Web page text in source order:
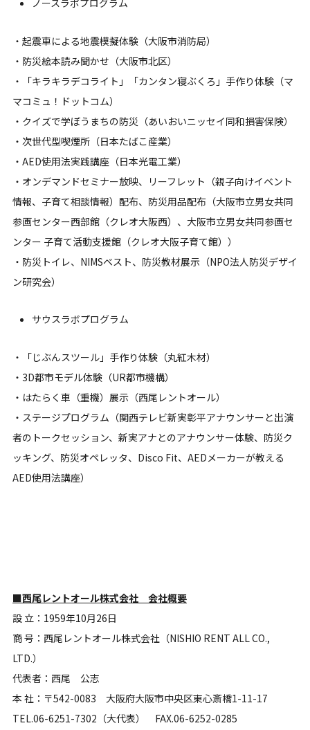
・起震車による地震模擬体験（大阪市消防局）
・防災絵本読み聞かせ（大阪市北区）
・「キラキラデコライト」「カンタン寝ぶくろ」手作り体験（マ
マコミュ！ドットコム）
・クイズで学ぼうまちの防災（あいおいニッセイ同和損害保険）
・次世代型喫煙所（日本たばこ産業）
・AED使用法実践講座（日本光電工業）
・オンデマンドセミナー放映、リーフレット（親子向けイベント
情報、子育て相談情報）配布、防災用品配布（大阪市立男女共同
参画センター西部館（クレオ大阪西）、大阪市立男女共同参画セ
ンター 子育て活動支援館（クレオ大阪子育て館））
・防災トイレ、NIMSベスト、防災教材展示（NPO法人防災デザイ
ン研究会）
サウスラボプログラム
・「じぶんスツール」手作り体験（丸紅木材）
・3D都市モデル体験（UR都市機構）
・はたらく車（重機）展示（西尾レントオール）
・ステージプログラム（関西テレビ新実彰平アナウンサーと出演
者のトークセッション、新実アナとのアナウンサー体験、防災ク
ッキング、防災オペレッタ、Disco Fit、AEDメーカーが教える
AED使用法講座）
■西尾レントオール株式会社 会社概要
設 立：1959年10月26日
商 号：西尾レントオール株式会社（NISHIO RENT ALL CO.,
LTD.）
代表者：西尾 公志
本 社：〒542-0083 大阪府大阪市中央区東心斎橋1-11-17
TEL.06-6251-7302（大代表） FAX.06-6252-0285